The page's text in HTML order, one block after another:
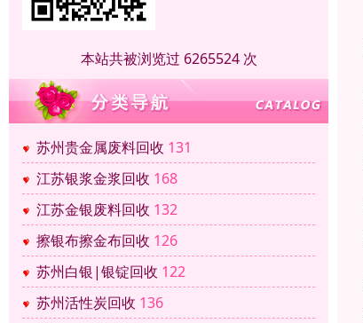
本站共被浏览过 6265524 次
苏州贵金属废料回收 131
江苏银浆金浆回收 168
江苏金银废料回收 132
擦银布擦金布回收 126
苏州白银|银锭回收 122
苏州活性炭回收 136